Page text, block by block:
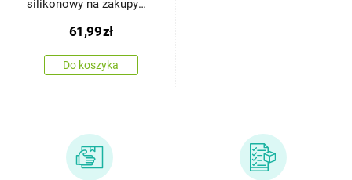
silikonowy na zakupy
61,99zł
Do koszyka